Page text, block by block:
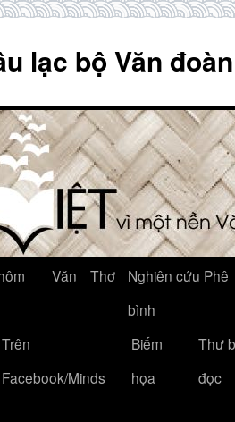
lạc bộ Văn
Văn Thơ
Nghiên cứu Phê
bình
Trên
Facebook/Minds
Biếm
họa
Thư
đọc